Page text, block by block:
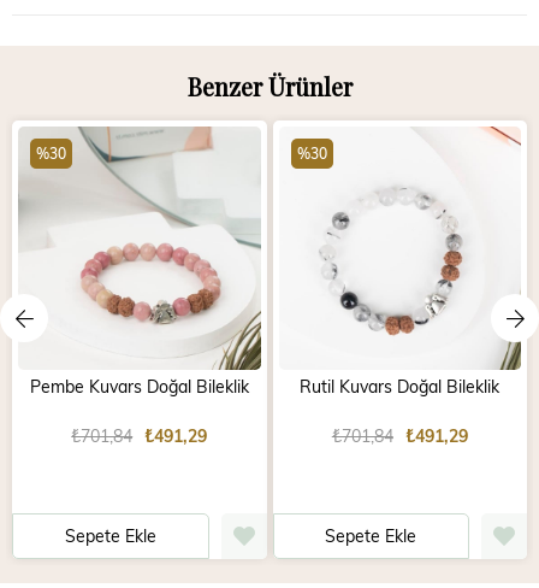
Benzer Ürünler
Pembe Kuvars Doğal Bileklik
₺491,29
₺701,84
Sepete Ekle
%30
Rutil Kuvars Doğal Bileklik
₺491,29
₺701,84
Sepete Ekle
%30